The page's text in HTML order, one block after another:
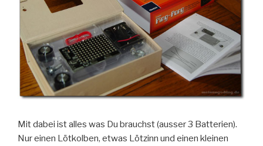
Mit dabei ist alles was Du brauchst (ausser 3 Batterien).
Nur einen Lötkolben, etwas Lötzinn und einen kleinen